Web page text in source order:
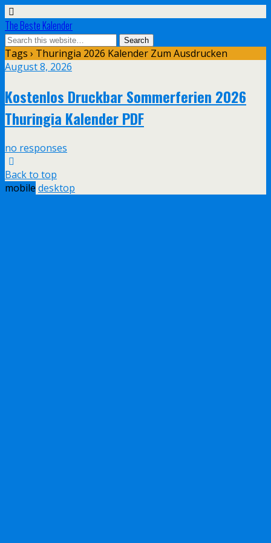
The Beste Kalender
Tags › Thuringia 2026 Kalender Zum Ausdrucken
August 8, 2026
Kostenlos Druckbar Sommerferien 2026
Thuringia Kalender PDF
no responses
Back to top
mobile desktop